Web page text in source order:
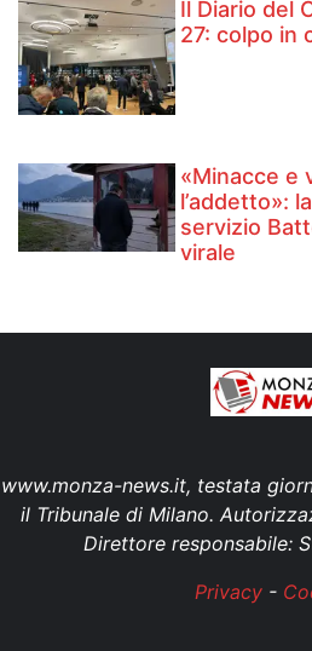
Il Diario del
27: colpo in
«Minacce e
l’addetto»:
servizio
virale
www.monza-news.it, testata
il Tribunale di Milano.
Direttore responsabile:
Privacy-